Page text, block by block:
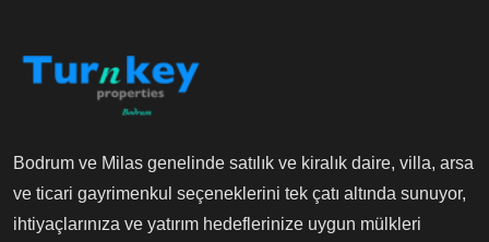
Bodrum ve Milas genelinde satılık ve kiralık daire, villa, arsa
ve ticari gayrimenkul seçeneklerini tek çatı altında sunuyor,
ihtiyaçlarınıza ve yatırım hedeflerinize uygun mülkleri